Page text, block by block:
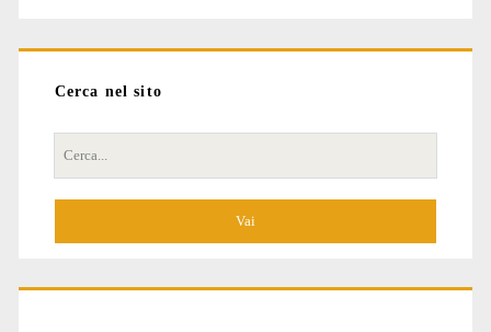
Cerca nel sito
Cerca
per: